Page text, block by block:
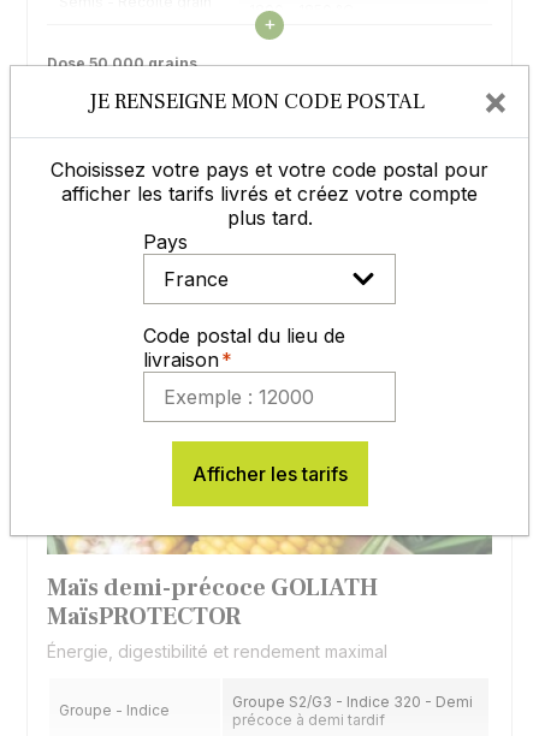
1800 - 1850 °C
Type Hybride simple - Denté
Utilisation
Voir les caractéristiques
+
Dose 50 000 grains
Afficher les tarifs
Entrepôt 37 Mettray
Maïs demi-précoce GOLIATH
MaïsPROTECTOR
Énergie, digestibilité et rendement maximal
Groupe - Indice
Groupe S2/G3 - Indice 320 - Demi
précoce à demi tardif
JE RENSEIGNE MON CODE POSTAL ×
Choisissez votre pays et votre code postal pour
afficher les tarifs livrés et créez votre compte
plus tard.
Pays
Code postal du lieu de
livraison
Afficher les tarifs